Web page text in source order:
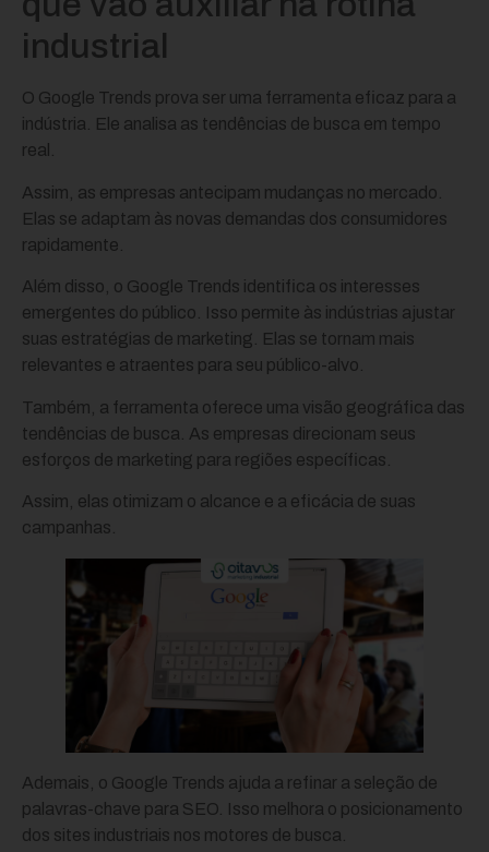
industrial
O Google Trends prova ser uma ferramenta eficaz para a
indústria. Ele analisa as tendências de busca em tempo
real.
Assim, as empresas antecipam mudanças no mercado.
Elas se adaptam às novas demandas dos consumidores
rapidamente.
Além disso, o Google Trends identifica os interesses
emergentes do público. Isso permite às indústrias ajustar
suas estratégias de marketing. Elas se tornam mais
relevantes e atraentes para seu público-alvo.
Também, a ferramenta oferece uma visão geográfica das
tendências de busca. As empresas direcionam seus
esforços de marketing para regiões específicas.
Assim, elas otimizam o alcance e a eficácia de suas
campanhas.
Ademais, o Google Trends ajuda a refinar a seleção de
palavras-chave para SEO. Isso melhora o posicionamento
dos sites industriais nos motores de busca.